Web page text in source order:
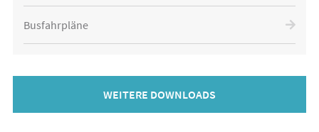
Busfahrpläne
WEITERE DOWNLOADS